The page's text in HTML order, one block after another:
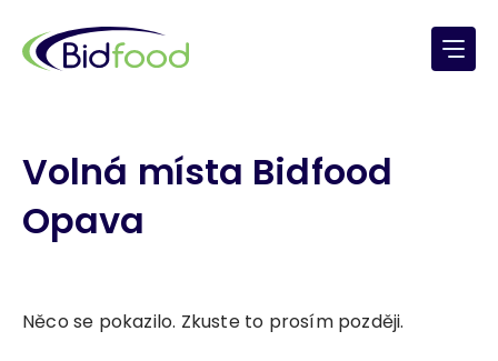
Volná místa Bidfood
Opava
Něco se pokazilo. Zkuste to prosím později.